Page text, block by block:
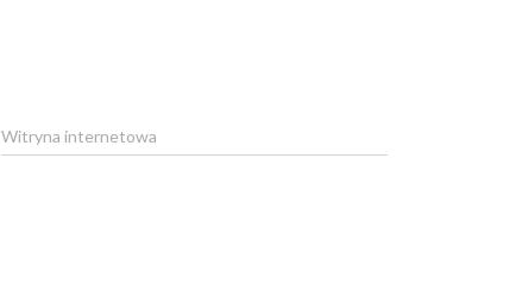
Witryna internetowa